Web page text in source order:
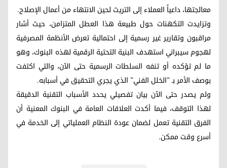
معالجتها، داعياً العملاء إلى التريث لحين الانتهاء من أعمال الإصلاح.
وتزايدت التكهنات حول طبيعة هذا العطل المتزامن، حيث أشار
مراقبون وتقارير غير رسمية إلى احتمالية تعرض الأنظمة المصرفية
لهجوم سيبراني استهدف البنية التحتية الرقمية لهذه البنوك، وهو
ما لم تؤكده أو تنفه السلطات الرسمية حتى الآن، والتي اكتفت
بوصف الأمر بـ "الخلل الفني" الذي يجري التحقيق في أسبابه.
ولم يصدر حتى الآن بيان تفصيلي يحدد الأسباب التقنية الدقيقة
لهذا التوقف، فيما أكدت العلاقات العامة في البنوك المعنية أن
الفرق التقنية تعمل لضمان عودة النظام العملياتي إلى الخدمة في
أسرع وقت ممكن.